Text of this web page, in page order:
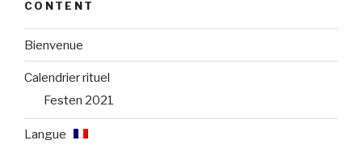
CONTENT
Bienvenue
Calendrier rituel
Festen 2021
Langue :